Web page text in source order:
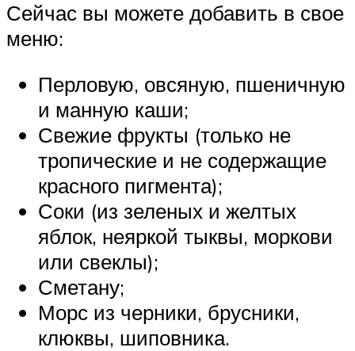
Сейчас вы можете добавить в свое
меню:
Перловую, овсяную, пшеничную
и манную каши;
Свежие фрукты (только не
тропические и не содержащие
красного пигмента);
Соки (из зеленых и желтых
яблок, неяркой тыквы, моркови
или свеклы);
Сметану;
Морс из черники, брусники,
клюквы, шиповника.